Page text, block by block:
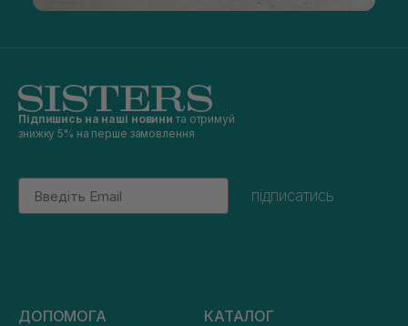
Підпишись на наші новини та отримуй
знижку 5% на перше замовлення
Email
підписатись
ДОПОМОГА КАТАЛОГ